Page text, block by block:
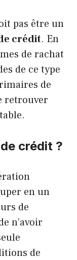
pas être un
crédit. En
de rachat
de ce type
de
retrouver
crédit ?
en un
de
n’avoir
de